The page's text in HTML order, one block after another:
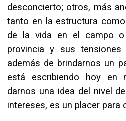
desconcierto; otros, más
tanto en la estructura
de la vida en el campo
provincia y sus
además de brindarnos un
está escribiendo hoy en
darnos una idea del nivel
intereses, es un placer para